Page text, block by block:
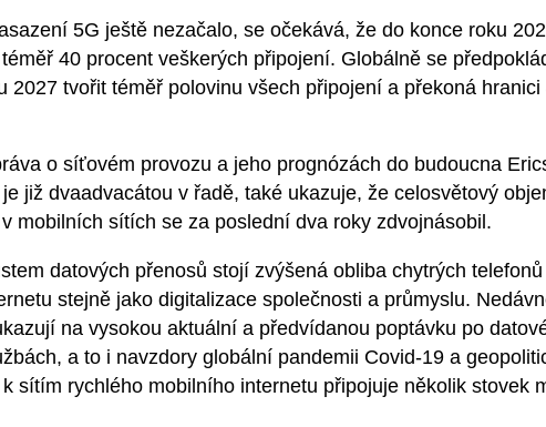
5G ještě nezačalo, se očekává, že do konce roku
40 procent veškerých připojení. Globálně se
2027 tvořit téměř polovinu všech připojení a překoná
o síťovém provozu a jeho prognózách do budoucna
již dvaadvacátou v řadě, také ukazuje, že celosvětový
mobilních sítích se za poslední dva roky zdvojnásobil.
datových přenosů stojí zvýšená obliba chytrých
stejně jako digitalizace společnosti a průmyslu.
na vysokou aktuální a předvídanou poptávku po
a to i navzdory globální pandemii Covid-19 a
sítím rychlého mobilního internetu připojuje několik stovek